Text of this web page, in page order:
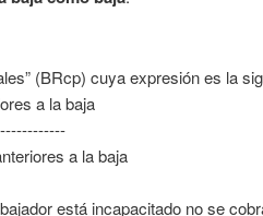
(BRcp) cuya expresión es la
a la baja
a la baja
está incapacitado no se